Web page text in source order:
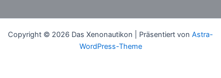
Copyright © 2026 Das Xenonautikon | Präsentiert von Astra-
WordPress-Theme